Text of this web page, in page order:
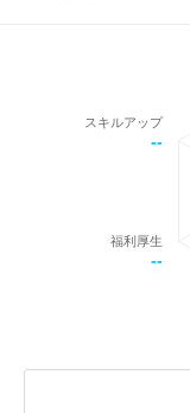
福利厚生
--
スキルアップ
--